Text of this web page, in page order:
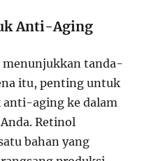
Anti-Aging
tanda-
itu, penting untuk
aging ke dalam
Retinol
bahan yang